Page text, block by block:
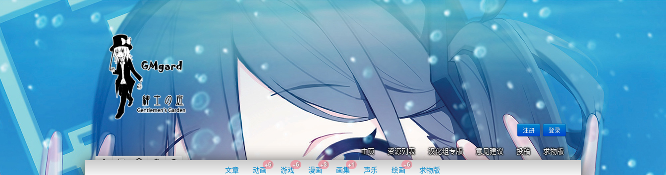
注册 登录
主页 资源列表 汉化组专版 意见建议 投稿 求物版
文章 动画
+6
游戏
+6
漫画
+3
画集
+1
声乐 绘画
+6
求物版